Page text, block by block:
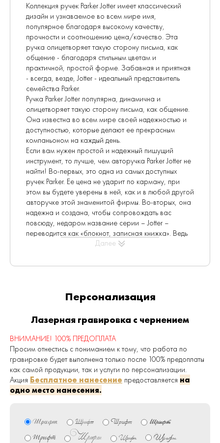
Коллекция ручек Parker Jotter имеет классический
дизайн и узнаваемое во всем мире имя,
популярное благодаря высокому качеству,
прочности и соотношению цена/качество. Эта
ручка олицетворяет такую сторону письма, как
общение - благодаря стильным цветам и
практичной, простой форме. Забавная и приятная
- всегда, везде, Jotter - идеальный представитель
семейства Parker.
Ручка Parker Jotter популярна, динамична и
олицетворяет такую сторону письма, как общение.
Она известна во всем мире своей надежностью и
доступностью, которые делают ее прекрасным
компаньоном на каждый день.
Если вам нужен простой и надежный пишущий
инструмент, то лучше, чем авторучка Parker Jotter не
найти! Во-первых, это одна из самых доступных
ручек Parker. Ее цена не ударит по карману, при
этом вы будете уверены в ней, как и в любой другой
авторучке этой знаменитой фирмы. Во-вторых, она
надежна и создана, чтобы сопровождать вас
повсюду, недаром название серии – Jotter –
переводится как «блокнот, записная книжка». Ведь
никогда не знаешь, в какой момент может
всегда держать при себе простую, но надежную
Parker Jotter, несмотря на свою
скромность относится к легендарным
успехам компании, это подтверждает
невозмутимая статистика продаж: 750
миллионов экземпляров по всему миру.
Встречаются в серии и редкие экземпляры,
выпускавшиеся много лет назад, и, кто знает, быть
может, со временем именно ваш Parker Jotter станет
предметом вожделения для коллекционеров?
Шариковая ручка цвета PURPLE LILAC (Pantone
Материал корпуса
сталь
Далее
Персонализация
Лазерная гравировка с чернением
ВНИМАНИЕ! 100% ПРЕДОПЛАТА
Просим отнестись с пониманием к тому, что работа по
гравировке будет выполнена только после 100% предоплаты
как самой продукции, так и услуги по персонализации.
Акция Бесплатное нанесение предоставляется на
одно место нанесения.
Шрифт Шрифт Шрифт Шрифт
Шрифт Шрифт Шрифт